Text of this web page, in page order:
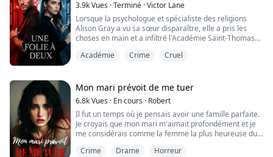
3.9kVues ·Terminé ·Victor Lane
Lorsque la psychologue et spécialiste des religions
Alison Gray a vu sa sœur disparaître, elle a pris les
choses en main et a infiltré l'Académie Saint-Thomas
En approfondissant la disparition de sa sœur, Alison
Le célèbre détective Oliver était charmant mais
arrogant. Alors qu...
Académie Crime Cruel
Mon mari prévoit de me tuer
6.8kVues · En cours · Robert
Il fut un temps où je pensais avoir une famille parfaite.
Je croyais que mon mari m'aimait profondément et je
me considérais comme la femme la plus heureuse du
Mais un jour, j'ai découvert que notre domestique me
Crime Drame Horreur